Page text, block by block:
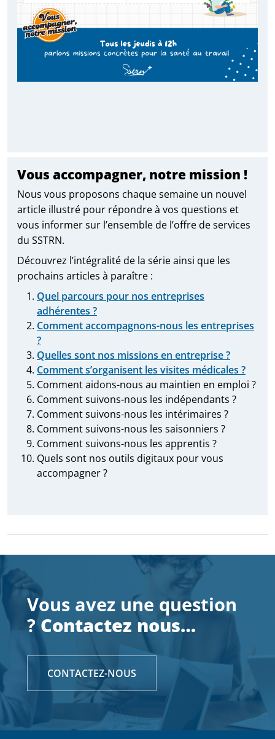
Vous accompagner, notre mission !
Nous vous proposons chaque semaine un nouvel
article illustré pour répondre à vos questions et
vous informer sur l’ensemble de l’offre de services
du SSTRN.
Découvrez l’intégralité de la série ainsi que les
prochains articles à paraître :
Quel parcours pour nos entreprises
adhérentes ?
Comment accompagnons-nous les entreprises
?
Quelles sont nos missions en entreprise ?
Comment s’organisent les visites médicales ?
Comment aidons-nous au maintien en emploi ?
Comment suivons-nous les indépendants ?
Comment suivons-nous les intérimaires ?
Comment suivons-nous les saisonniers ?
Comment suivons-nous les apprentis ?
Quels sont nos outils digitaux pour vous
accompagner ?
Vous avez une question
?Contactez nous…
CONTACTEZ-NOUS